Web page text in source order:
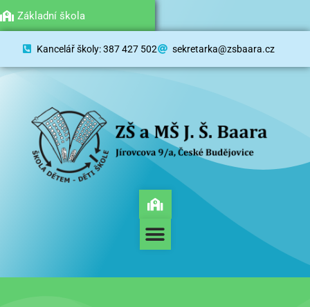
Kancelář školy: 387 427 502 sekretarka@zsbaara.cz
Mateřská škola
Základní škola